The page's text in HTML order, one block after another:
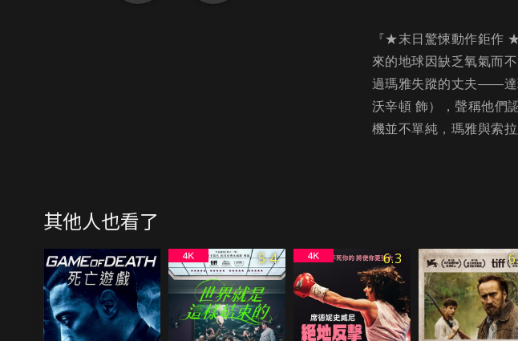
『★末日驚悚動作鉅作
來的地球因缺乏氧氣而
過瑪雅失蹤的丈夫——達
沃辛頓 飾），聲稱他們
機並不單純，瑪雅與索
其他人也看了
5.4 6.3